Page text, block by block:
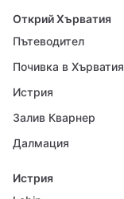
Открий Хърватия
Пътеводител
Почивка в Хърватия
Истрия
Залив Кварнер
Далмация
Истрия